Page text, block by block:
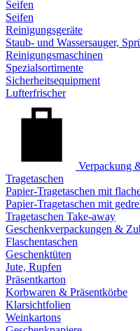
Seifen
Seifen
Reinigungsgeräte
Staub- und Wassersauger,
Reinigungsmaschinen
Spezialsortimente
Sicherheitsequipment
Lufterfrischer
Verpackung
Tragetaschen
Papier-Tragetaschen mit
Papier-Tragetaschen mit
Tragetaschen Take-away
Geschenkverpackungen &
Flaschentaschen
Geschenktüten
Jute, Rupfen
Präsentkarton
Korbwaren & Präsentkörbe
Klarsichtfolien
Weinkartons